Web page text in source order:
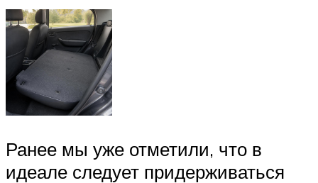
Ранее мы уже отметили, что в
идеале следует придерживаться